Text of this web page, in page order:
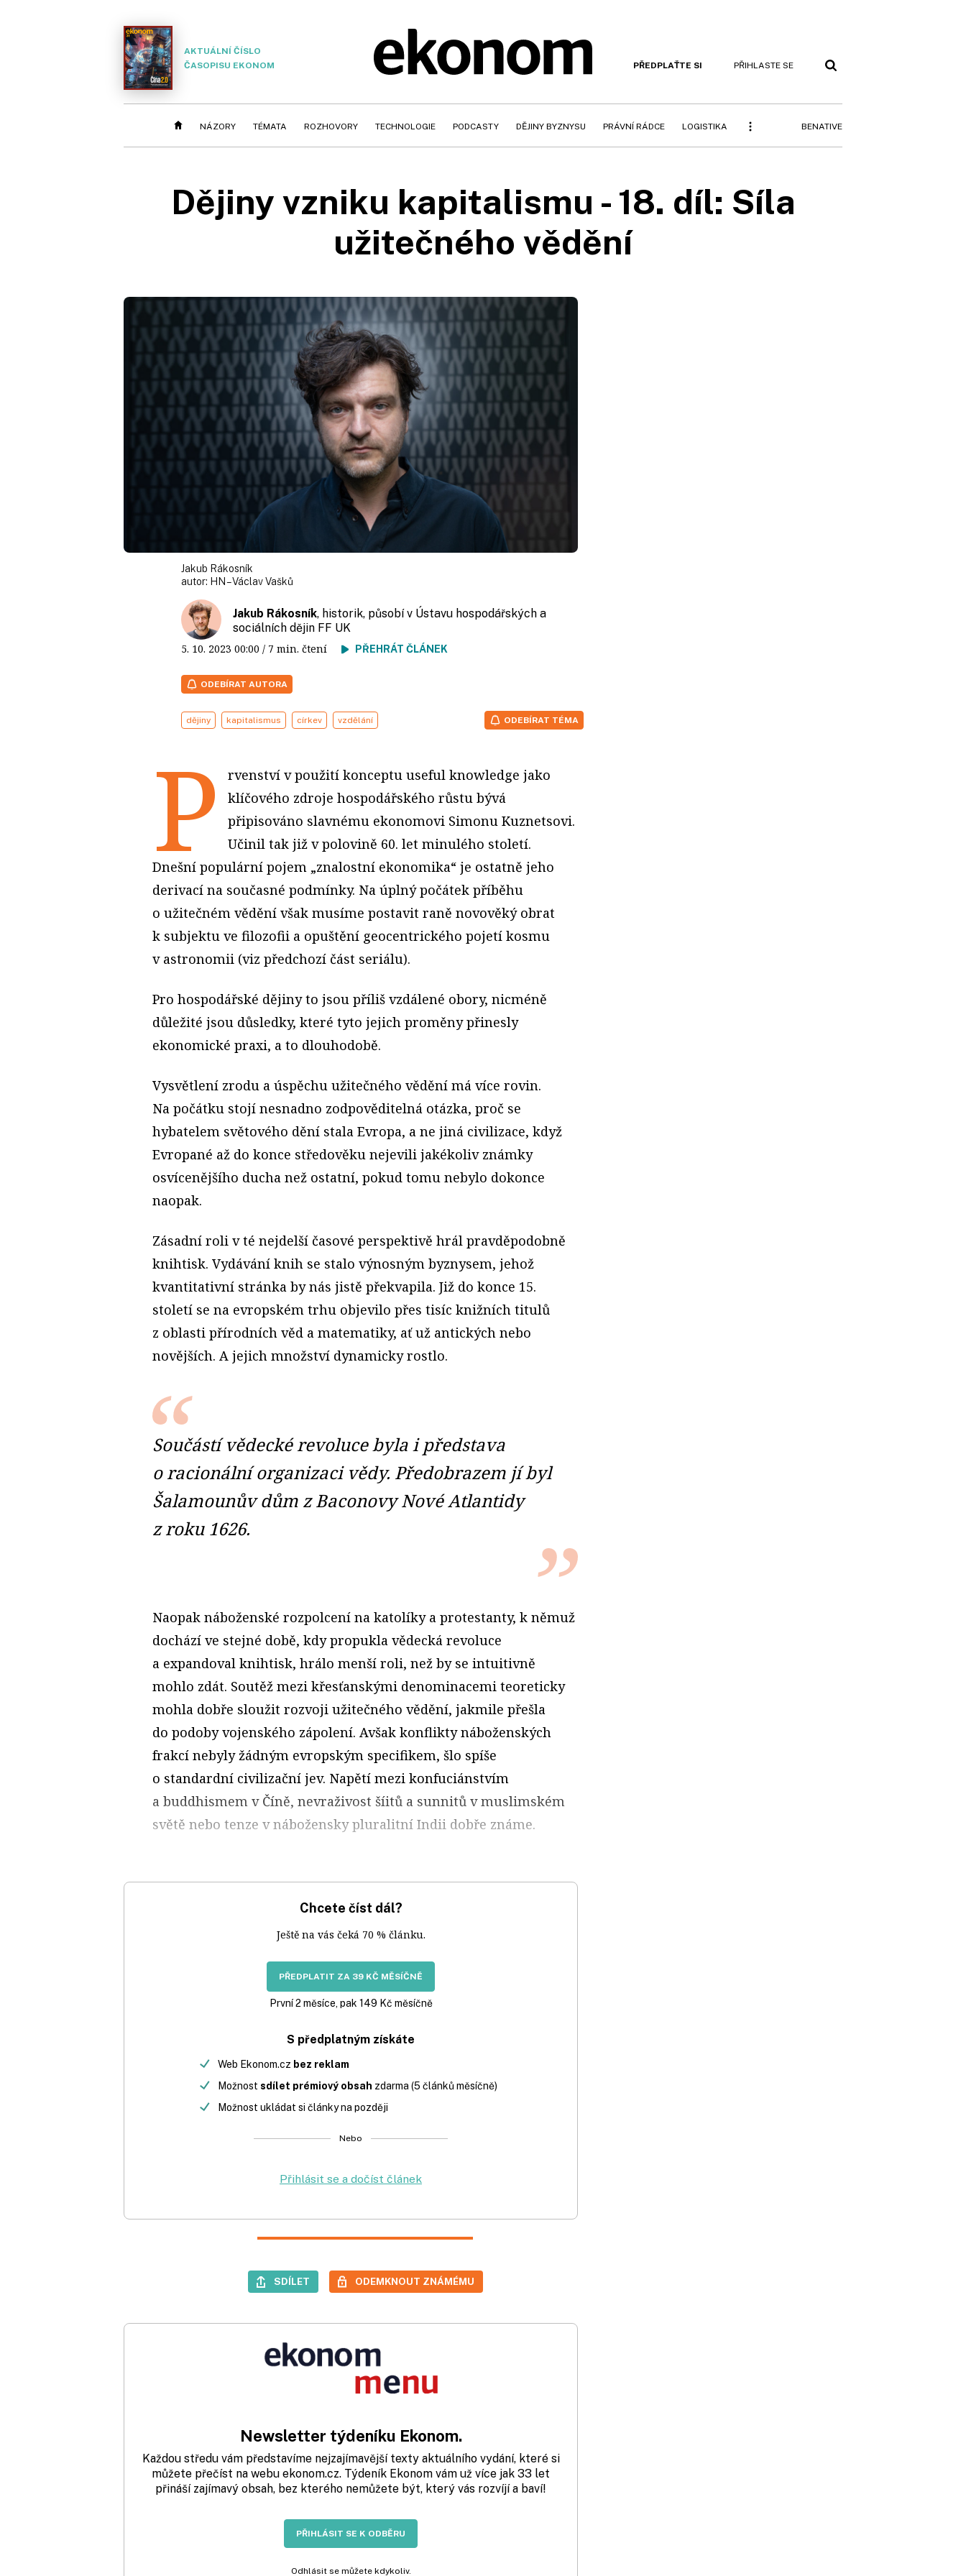
AKTUÁLNÍ ČÍSLO
ČASOPISU EKONOM
PŘEDPLAŤTE SI PŘIHLASTE SE
NÁZORY TÉMATA ROZHOVORY TECHNOLOGIE PODCASTY DĚJINY BYZNYSU PRÁVNÍ RÁDCE LOGISTIKA BENATIVE
Dějiny vzniku kapitalismu - 18. díl: Síla
užitečného vědění
Jakub Rákosník
autor: HN – Václav Vašků
Jakub Rákosník, historik, působí v Ústavu hospodářských a
sociálních dějin FF UK
5. 10. 2023 00:00 / 7 min. čtení PŘEHRÁT ČLÁNEK
ODEBÍRAT AUTORA
dějiny kapitalismus církev vzdělání ODEBÍRAT TÉMA
P
rvenství v použití konceptu useful knowledge jako
klíčového zdroje hospodářského růstu bývá
připisováno slavnému ekonomovi Simonu Kuznetsovi.
Učinil tak již v polovině 60. let minulého století.
Dnešní populární pojem „znalostní ekonomika“ je ostatně jeho
derivací na současné podmínky. Na úplný počátek příběhu
o užitečném vědění však musíme postavit raně novověký obrat
k subjektu ve filozofii a opuštění geocentrického pojetí kosmu
v astronomii (viz předchozí část seriálu).
Pro hospodářské dějiny to jsou příliš vzdálené obory, nicméně
důležité jsou důsledky, které tyto jejich proměny přinesly
ekonomické praxi, a to dlouhodobě.
Vysvětlení zrodu a úspěchu užitečného vědění má více rovin.
Na počátku stojí nesnadno zodpověditelná otázka, proč se
hybatelem světového dění stala Evropa, a ne jiná civilizace, když
Evropané až do konce středověku nejevili jakékoliv známky
osvícenějšího ducha než ostatní, pokud tomu nebylo dokonce
naopak.
Zásadní roli v té nejdelší časové perspektivě hrál pravděpodobně
knihtisk. Vydávání knih se stalo výnosným byznysem, jehož
kvantitativní stránka by nás jistě překvapila. Již do konce 15.
století se na evropském trhu objevilo přes tisíc knižních titulů
z oblasti přírodních věd a matematiky, ať už antických nebo
novějších. A jejich množství dynamicky rostlo.
Součástí vědecké revoluce byla i představa
o racionální organizaci vědy. Předobrazem jí byl
Šalamounův dům z Baconovy Nové Atlantidy
z roku 1626.
Naopak náboženské rozpolcení na katolíky a protestanty, k němuž
dochází ve stejné době, kdy propukla vědecká revoluce
a expandoval knihtisk, hrálo menší roli, než by se intuitivně
mohlo zdát. Soutěž mezi křesťanskými denominacemi teoreticky
mohla dobře sloužit rozvoji užitečného vědění, jakmile přešla
do podoby vojenského zápolení. Avšak konflikty náboženských
frakcí nebyly žádným evropským specifikem, šlo spíše
o standardní civilizační jev. Napětí mezi konfuciánstvím
a buddhismem v Číně, nevraživost šíitů a sunnitů v muslimském
světě nebo tenze v nábožensky pluralitní Indii dobře známe.
Chcete číst dál?
Ještě na vás čeká 70 % článku.
PŘEDPLATIT ZA 39 KČ MĚSÍČNĚ
První 2 měsíce, pak 149 Kč měsíčně
S předplatným získáte
Web Ekonom.cz bez reklam
Možnost sdílet prémiový obsah zdarma (5 článků měsíčně)
Možnost ukládat si články na později
Nebo
Přihlásit se a dočíst článek
SDÍLET ODEMKNOUT ZNÁMÉMU
Newsletter týdeníku Ekonom.
Každou středu vám představíme nejzajímavější texty aktuálního vydání, které si
můžete přečíst na webu ekonom.cz. Týdeník Ekonom vám už více jak 33 let
přináší zajímavý obsah, bez kterého nemůžete být, který vás rozvíjí a baví!
PŘIHLÁSIT SE K ODBĚRU
Odhlásit se můžete kdykoliv.